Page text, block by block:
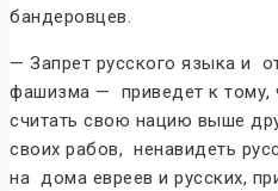
бандеровцев.
— Запрет русского языка и
фашизма — приведет к тому,
считать свою нацию выше
своих рабов, ненавидеть
на дома евреев и русских,